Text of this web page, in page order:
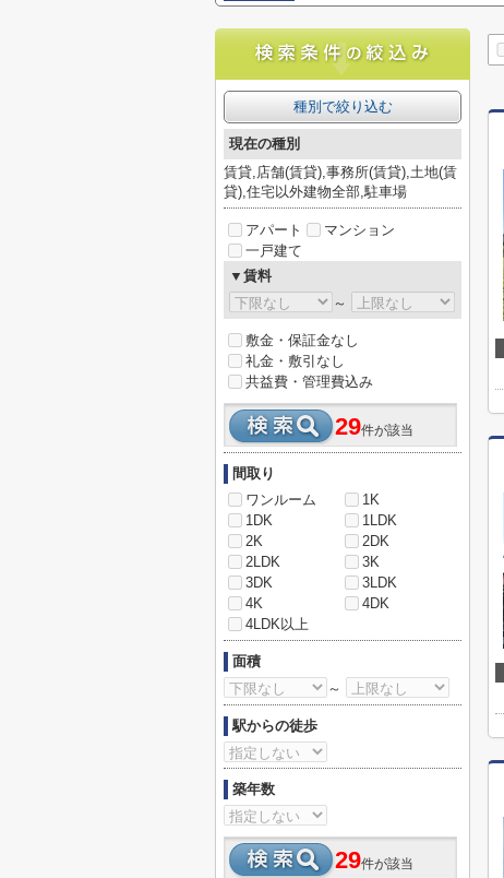
種別で絞り込む
現在の種別
賃貸,店舗(賃貸),事務所(賃貸),土地(賃
貸),住宅以外建物全部,駐車場
アパート
マンション
一戸建て
▼賃料
～
敷金・保証金なし
礼金・敷引なし
共益費・管理費込み
29件が該当
間取り
ワンルーム
1K
1DK
1LDK
2K
2DK
2LDK
3K
3DK
3LDK
4K
4DK
4LDK以上
面積
～
駅からの徒歩
築年数
29件が該当